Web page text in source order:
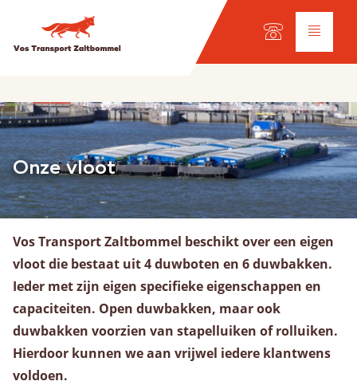
NL
Diensten
Wegtransport
Internationaal transport
Wagenpark
Werkplaats
Scheepvaart
Onze vloot
Ladingsoorten
Warehousing
Onze vloot
Vos Transport Zaltbommel beschikt over een eigen
vloot die bestaat uit 4 duwboten en 6 duwbakken.
Ieder met zijn eigen specifieke eigenschappen en
capaciteiten. Open duwbakken, maar ook
duwbakken voorzien van stapelluiken of rolluiken.
Hierdoor kunnen we aan vrijwel iedere klantwens
voldoen.